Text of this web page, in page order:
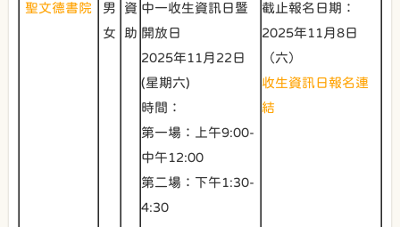
聖文德書院
男
女
資
助
中一收生資訊日暨
開放日
2025年11月22日
(星期六)
時間：
第一場：上午9:00-
中午12:00
第二場：下午1:30-
4:30
截止報名日期：
2025年11月8日
（六）
收生資訊日報名連
結